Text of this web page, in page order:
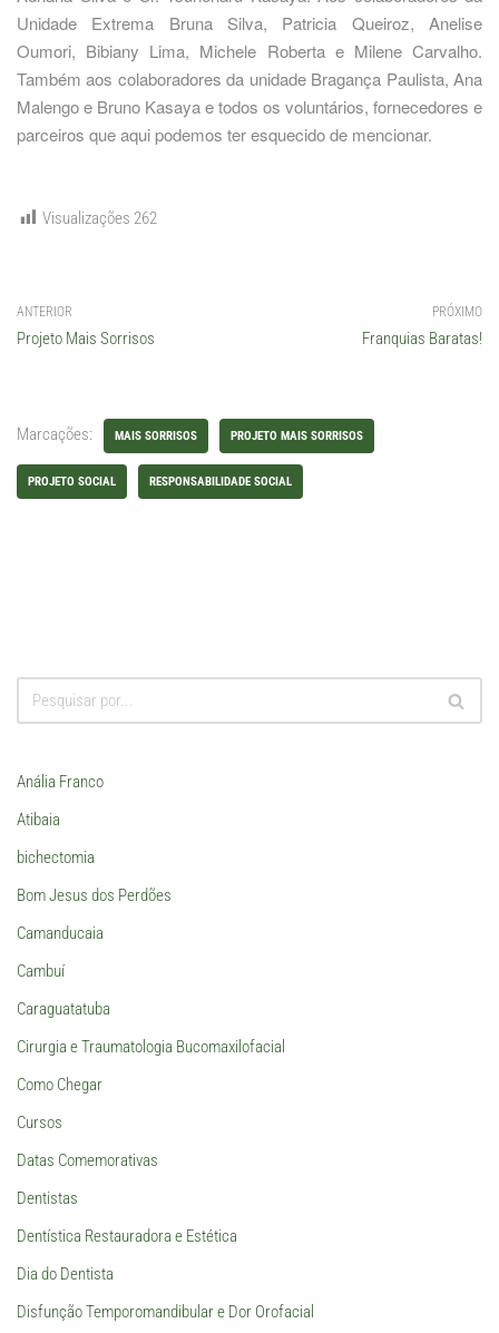
Unidade Extrema Bruna Silva, Patricia Queiroz, Anelise
Oumori, Bibiany Lima, Michele Roberta e Milene Carvalho.
Também aos colaboradores da unidade Bragança Paulista, Ana
Malengo e Bruno Kasaya e todos os voluntários, fornecedores e
parceiros que aqui podemos ter esquecido de mencionar.
Visualizações 262
ANTERIOR
Projeto Mais Sorrisos
PRÓXIMO
Franquias Baratas!
Marcações: MAIS SORRISOS PROJETO MAIS SORRISOS
PROJETO SOCIAL RESPONSABILIDADE SOCIAL
Anália Franco
Atibaia
bichectomia
Bom Jesus dos Perdões
Camanducaia
Cambuí
Caraguatatuba
Cirurgia e Traumatologia Bucomaxilofacial
Como Chegar
Cursos
Datas Comemorativas
Dentistas
Dentística Restauradora e Estética
Dia do Dentista
Disfunção Temporomandibular e Dor Orofacial